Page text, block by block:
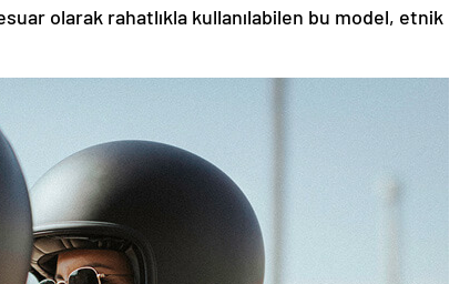
olarak rahatlıkla kullanılabilen bu model, etnik